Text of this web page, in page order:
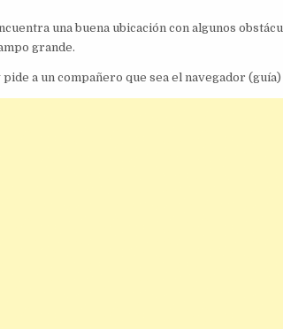
una buena ubicación con algunos
grande.
a un compañero que sea el navegador